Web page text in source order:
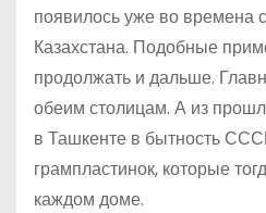
появилось уже во времена
Казахстана. Подобные
продолжать и дальше.
обеим столицам. А из
в Ташкенте в бытность
грампластинок, которые
каждом доме.